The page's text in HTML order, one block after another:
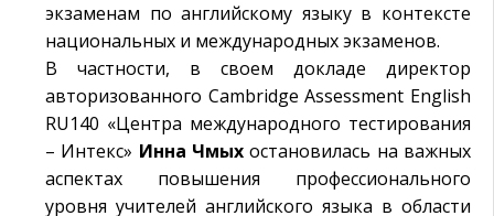
экзаменам по английскому языку в контексте
национальных и международных экзаменов.
В частности, в своем докладе директор
авторизованного Cambridge Assessment English
RU140 «Центра международного тестирования
– Интекс» Инна Чмых остановилась на важных
аспектах повышения профессионального
уровня учителей английского языка в области